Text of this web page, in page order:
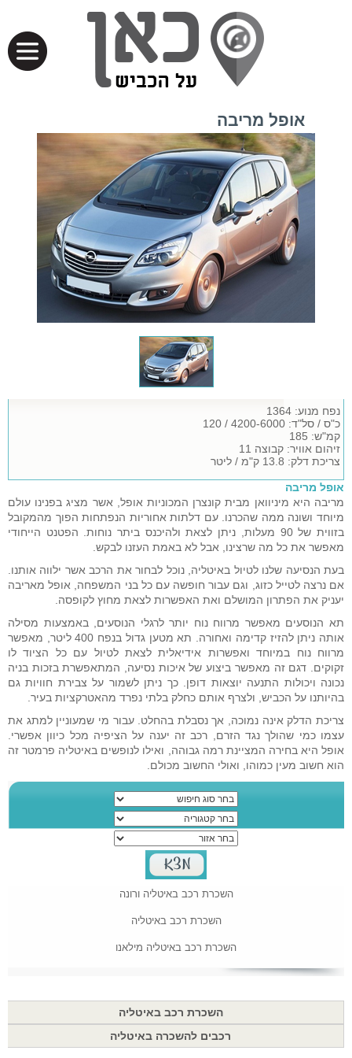
אופל מריבה
נפח מנוע: 1364
כ"ס / סל"ד: 4200-6000 / 120
קמ"ש: 185
זיהום אוויר: קבוצה 11
צריכת דלק: 13.8 ק"מ / ליטר
אופל מריבה
מריבה היא מיניוואן מבית קונצרן המכוניות אופל, אשר מציג בפנינו עולם
מיוחד ושונה ממה שהכרנו. עם דלתות אחוריות הנפתחות הפוך מהמקובל
בזווית של 90 מעלות, ניתן לצאת ולהיכנס ביתר נוחות. הפטנט הייחודי
מאפשר את כל מה שרצינו, אבל לא באמת העזנו לבקש.
בעת הנסיעה שלנו לטיול באיטליה, נוכל לבחור את הרכב אשר ילווה אותנו.
אם נרצה לטייל כזוג, וגם עבור חופשה עם כל בני המשפחה, אופל מאריבה
יעניק את הפתרון המושלם ואת האפשרות לצאת מחוץ לקופסה.
תא הנוסעים מאפשר מרווח נוח יותר לרגלי הנוסעים, באמצעות מסילה
אותה ניתן להזיז קדימה ואחורה. תא מטען גדול בנפח 400 ליטר, מאפשר
מרווח נוח במיוחד ואפשרות אידיאלית לצאת לטיול עם כל הציוד לו
זקוקים. דגם זה מאפשר ביצוע של איכות נסיעה, המתאפשרת בזכות בניה
נכונה ויכולות התנעה יוצאות דופן. כך ניתן לשמור על צבירת חוויות גם
בהיותנו על הכביש, ולצרף אותם כחלק בלתי נפרד מהאטרקציות בעיר.
צריכת הדלק אינה נמוכה, אך נסבלת בהחלט. עבור מי שמעוניין למתג את
עצמו כמי שהולך נגד הזרם, רכב זה יענה על הציפיה מכל כיוון אפשרי.
אופל היא בחירה המציינת רמה גבוהה, ואילו לנופשים באיטליה פרמטר זה
הוא חשוב מעין כמוהו, ואולי החשוב מכולם.
השכרת רכב באיטליה ורונה
השכרת רכב באיטליה
השכרת רכב באיטליה מילאנו
השכרת רכב באיטליה
רכבים להשכרה באיטליה